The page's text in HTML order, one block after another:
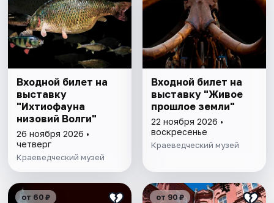
Входной билет на
выставку
"Ихтиофауна
низовий Волги"
26 ноября 2026 •
четверг
Краеведческий музей
Входной билет на
выставку "Живое
прошлое земли"
22 ноября 2026 •
воскресенье
Краеведческий музей
от 60 ₽ от 90 ₽